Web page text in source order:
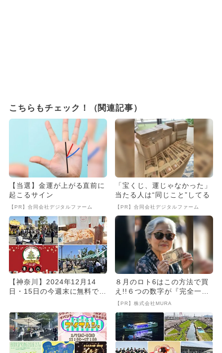
こちらもチェック！（関連記事）
【当選】金運が上がる直前に
起こるサイン
【PR】合同会社デジタルファーム
「宝くじ、運じゃなかった」
当たる人は“同じこと”してる
【PR】合同会社デジタルファーム
【神奈川】2024年12月14
日・15日の今週末に無料で楽
８月のロト6はこの方法で買
え!!６つの数字が『完全一
致』する方法
【PR】株式会社MURA